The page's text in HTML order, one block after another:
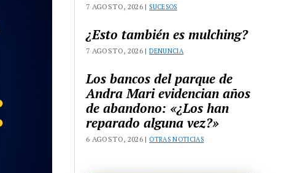
7 AGOSTO, 2026 | SUCESOS
¿Esto también es mulching?
7 AGOSTO, 2026 |DENUNCIA
Los bancos del parque de
Andra Mari evidencian años
de abandono: «¿Los han
reparado alguna vez?»
6 AGOSTO, 2026 | OTRAS NOTICIAS